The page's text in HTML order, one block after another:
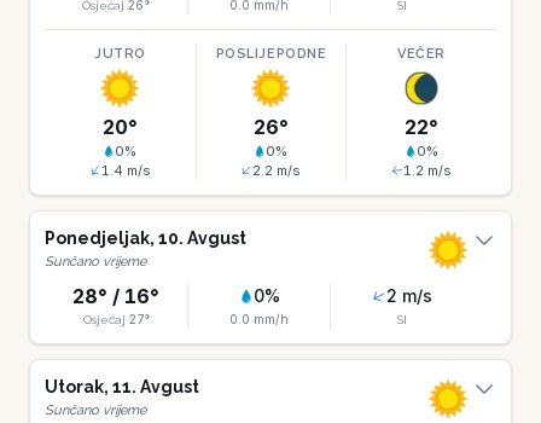
Osjećaj 26° 0.0 mm/h SI
JUTRO
20°
0%
1.4 m/s
POSLIJEPODNE
26°
0%
2.2 m/s
VEČER
22°
0%
1.2 m/s
Ponedjeljak, 10. Avgust
Sunčano vrijeme
28° / 16°
Osjećaj 27°
0%
0.0 mm/h
2 m/s
SI
Utorak, 11. Avgust
Sunčano vrijeme